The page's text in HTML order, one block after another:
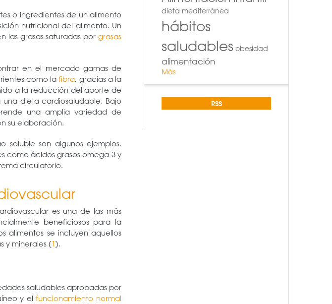
o ingredientes de un alimento
nutricional del alimento. Un
las grasas saturadas por grasas
en el mercado gamas de
como lafibra, gracias a la
a la reducción del aporte de
dieta cardiosaludable. Bajo
una amplia variedad de
su elaboración.
soluble son algunos ejemplos.
como ácidos grasos omega-3 y
circulatorio.
es una de las más
beneficiosos para la
alimentos se incluyen aquellos
y minerales (1).
saludables aprobadas por
y el funcionamiento normal
dieta mediterránea
hábitos
saludables obesidad
alimentación
Más
RSS